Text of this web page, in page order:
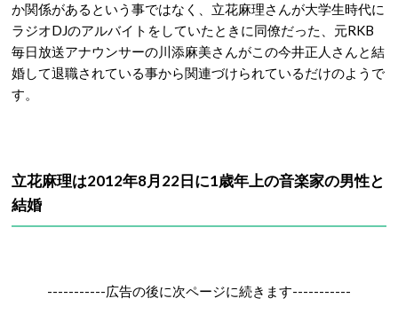
か関係があるという事ではなく、立花麻理さんが大学生時代に
ラジオDJのアルバイトをしていたときに同僚だった、元RKB
毎日放送アナウンサーの川添麻美さんがこの今井正人さんと結
婚して退職されている事から関連づけられているだけのようで
す。
立花麻理は2012年8月22日に1歳年上の音楽家の男性と
結婚
-----------広告の後に次ページに続きます-----------